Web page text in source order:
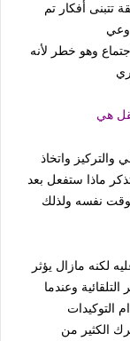
تتبنى أفكار تم
وعي
وهو خطر لأنه
هي
واتخاذ
ماذا ستفعل بعد
نفسه ولذلك
لكنه مازال يؤثر
وعندما
التوكيدات
الكثير من